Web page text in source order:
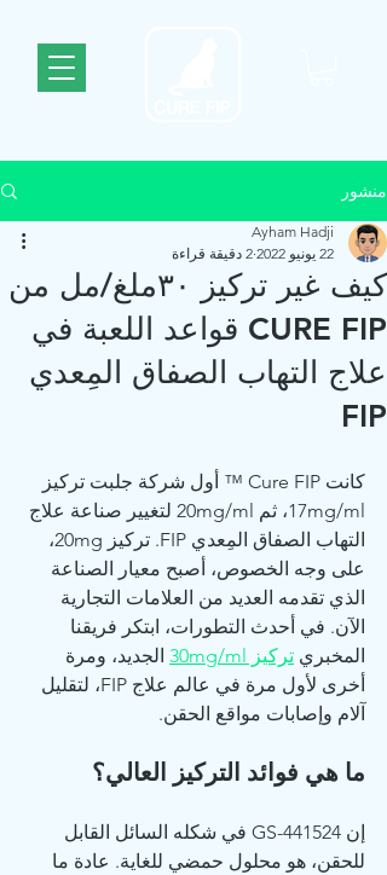
منشور
كيف غير تركيز ٣٠ملغ/مل من
CURE FIP قواعد اللعبة في
علاج التهاب الصفاق المِعدي
FIP
Ayham Hadji
22 يونيو 2022
2 دقيقة قراءة
كانت Cure FIP ™ أول شركة جلبت تركيز
17mg/ml، ثم 20mg/ml لتغيير صناعة علاج
التهاب الصفاق المِعدي FIP. تركيز 20mg،
على وجه الخصوص، أصبح معيار الصناعة
الذي تقدمه العديد من العلامات التجارية
الآن. في أحدث التطورات، ابتكر فريقنا
المخبري تركيز 30mg/ml
الجديد، ومرة
أخرى لأول مرة في عالم علاج FIP، لتقليل
آلام وإصابات مواقع الحقن.
ما هي فوائد التركيز العالي؟
إن GS-441524 في شكله السائل القابل
للحقن، هو محلول حمضي للغاية. عادة ما